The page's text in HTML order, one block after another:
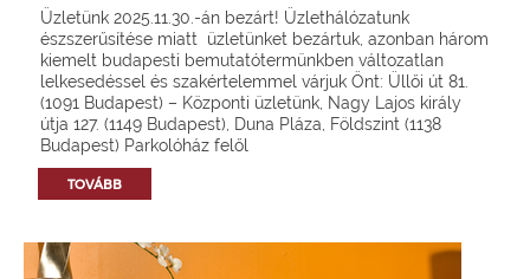
Üzletünk 2025.11.30.-án bezárt! Üzlethálózatunk
észszerűsítése miatt üzletünket bezártuk, azonban három
kiemelt budapesti bemutatótermünkben változatlan
lelkesedéssel és szakértelemmel várjuk Önt: Üllői út 81.
(1091 Budapest) – Központi üzletünk, Nagy Lajos király
útja 127. (1149 Budapest), Duna Pláza, Földszint (1138
Budapest) Parkolóház felől
TOVÁBB